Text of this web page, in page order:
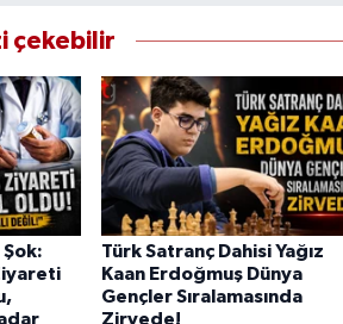
çekebilir
Türk Satranç Dahisi Yağız
Kaan Erdoğmuş Dünya
Gençler Sıralamasında
Zirvede!